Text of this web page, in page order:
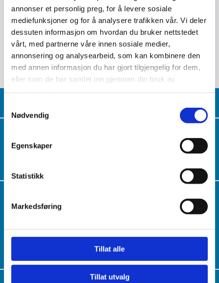
annonser et personlig preg, for å levere sosiale
mediefunksjoner og for å analysere trafikken vår. Vi deler
dessuten informasjon om hvordan du bruker nettstedet
vårt, med partnerne våre innen sosiale medier,
annonsering og analysearbeid, som kan kombinere den
med annen informasjon du har gjort tilgjengelig for dem,
eller som de har samlet inn gjennom din bruk av
Nødvendig
Egenskaper
Statistikk
Markedsføring
Tillat alle
Tillat utvalg
dolor in reprehenderit in voluptate velit esse cillum dolore
eu fugiat nulla pariatur. Excepteur sint occaecat cupidatat
non proident, sunt in culpa qui officia deserunt mollit anim
id est laborum.
Luketoppen 7